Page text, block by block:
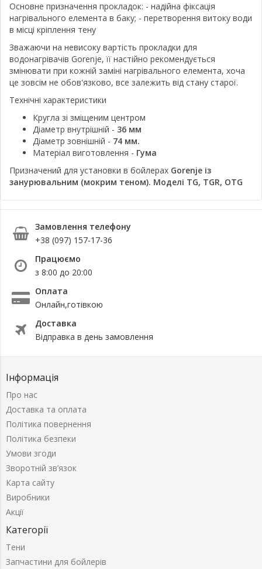
Основне призначення прокладок: - надійна фіксація
нагрівального елемента в баку; - перетворення витоку води
в місці кріплення тену
Зважаючи на невисоку вартість прокладки для
водонагрівачів Gorenje, її настійно рекомендується
змінювати при кожній заміні нагрівального елемента, хоча
це зовсім не обов'язково, все залежить від стану старої.
Технічні характеристики
Кругла зі зміщеним центром
Діаметр внутрішній - 36 мм
Діаметр зовнішній - 74 мм.
Матеріал виготовлення - Гума
Призначений для установки в бойлерах Gorenje із
занурювальним (мокрим теном). Моделі TG, TGR, OTG
Замовлення телефону
+38 (097) 157-17-36
Працюємо
з 8:00 до 20:00
Оплата
Онлайн,готівкою
Доставка
Відправка в день замовлення
Інформація
Про нас
Доставка та оплата
Політика повернення
Політика безпеки
Умови згоди
Зворотній зв’язок
Карта сайту
Виробники
Акції
Категорії
Тени
Запчастини для бойлерів